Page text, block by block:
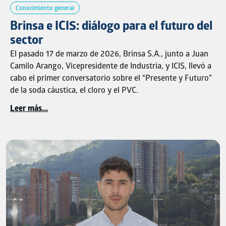
acciones que generan impacto positivo, demostrando que
las empresas pueden ser motores de progreso humano,
social y ambiental.
p strong{ font-family: 'GloberBlack'; }
Conocimiento general
Brinsa e ICIS: diálogo para el futuro del
sector
El pasado 17 de marzo de 2026, Brinsa S.A., junto a Juan
Camilo Arango, Vicepresidente de Industria, y ICIS, llevó a
cabo el primer conversatorio sobre el “Presente y Futuro”
de la soda cáustica, el cloro y el PVC.
Este encuentro fue creado como un espacio de
adquisición de estas materias primas estratégicas,
promoviendo conversaciones clave sobre las tendencias,
desafíos y perspectivas del mercado.
En Brinsa nos llena de orgullo celebrar este importante
logro, que refleja el impacto de un liderazgo que impulsa
el crecimiento sostenible, la evolución de nuestras marcas
Leer más...